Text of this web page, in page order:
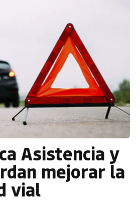
Asistencia y
mejorar la
vial